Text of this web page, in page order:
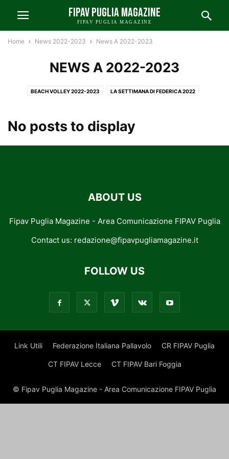
FIPAV PUGLIA MAGAZINE
FIPAV PUGLIA MAGAZINE
Home News 2022-2023 News A 2022-2023
NEWS A 2022-2023
BEACH VOLLEY 2022-2023 LA SETTIMANA DI FEDERICA 2022
NEWS FIPAV BARI-FOGGIA 2022-2023 NEWS FIPAV LECCE 2022-2023
NEWS FIPAV PUGLIA 2022-2023 NEWS FIPAV TARANTO 2022-2023
No posts to display
ABOUT US
Fipav Puglia Magazine - Area Comunicazione FIPAV Puglia
Contact us: redazione@fipavpugliamagazine.it
FOLLOW US
Link Utili Federazione Italiana Pallavolo CR FIPAV Puglia
CT FIPAV Lecce CT FIPAV Bari Foggia
© Fipav Puglia Magazine - Area Comunicazione FIPAV Puglia